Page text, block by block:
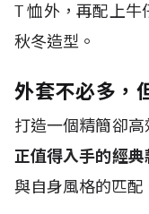
T恤外，再配上牛
秋冬造型。
外套不必多，
打造一個精簡卻
正值得入手的經典
與自身風格的匹配